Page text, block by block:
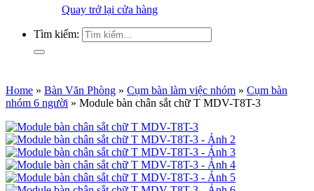
Quay trở lại cửa hàng
Tìm kiếm:
Home » Bàn Văn Phòng » Cụm bàn làm việc nhóm » Cụm bàn
nhóm 6 người » Module bàn chân sắt chữ T MDV-T8T-3